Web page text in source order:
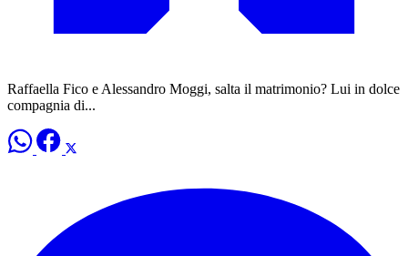
Raffaella Fico e Alessandro Moggi, salta il matrimonio? Lui in dolce
compagnia di...